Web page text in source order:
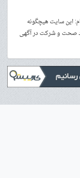
این سایت هیچگونه
صحت و شرکت در آگهی